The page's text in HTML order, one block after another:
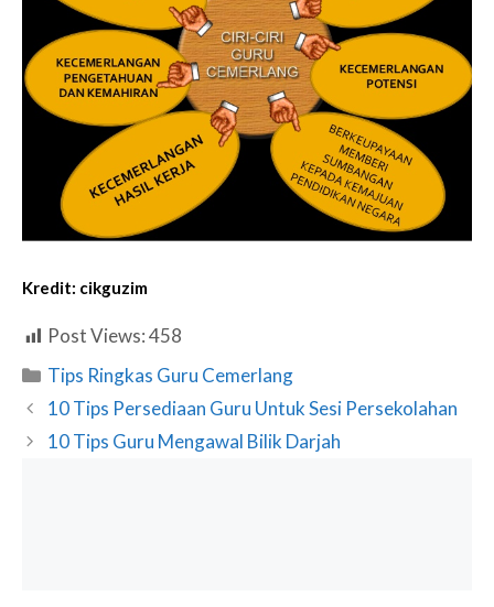
Kredit: cikguzim
Post Views:458
Categories
Tips Ringkas Guru Cemerlang
10 Tips Persediaan Guru Untuk Sesi Persekolahan
10 Tips Guru Mengawal Bilik Darjah